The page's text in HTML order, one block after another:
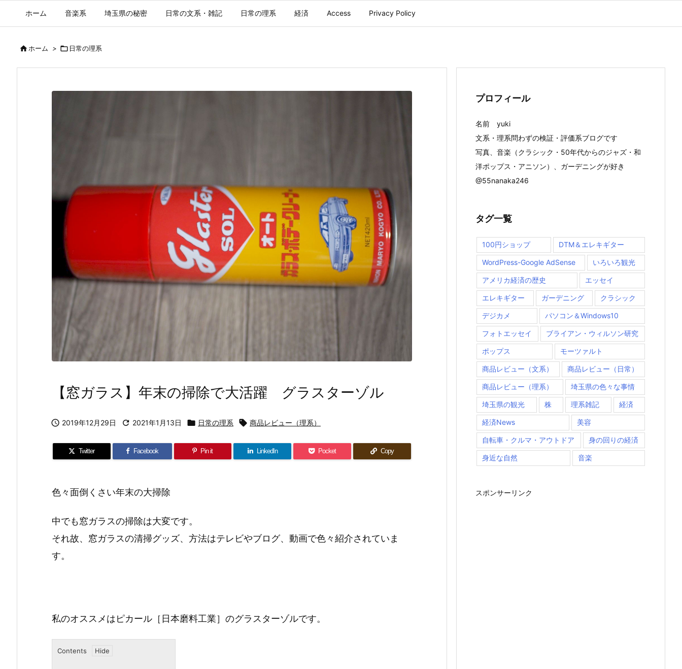
ホーム 音楽系 埼玉県の秘密 日常の文系・雑記 日常の理系 経済 Access Privacy Policy
ホーム >  日常の理系
【窓ガラス】年末の掃除で大活躍 グラスターゾル
 2019年12月29日  2021年1月13日  日常の理系  商品レビュー（理系）
Twitter Facebook Pin it LinkedIn Pocket Copy
色々面倒くさい年末の大掃除
中でも窓ガラスの掃除は大変です。
それ故、窓ガラスの清掃グッズ、方法はテレビやブログ、動画で色々紹介されていま
す。
私のオススメはピカール［日本磨料工業］のグラスターゾルです。
Contents
プロフィール
名前 yuki
文系・理系問わずの検証・評価系ブログです
写真、音楽（クラシック・50年代からのジャズ・和
洋ポップス・アニソン）、ガーデニングが好き
@55nanaka246
タグ一覧
100円ショップ DTM＆エレキギター
WordPress-Google AdSense いろいろ観光
アメリカ経済の歴史 エッセイ
エレキギター ガーデニング クラシック
デジカメ パソコン＆Windows10
フォトエッセイ ブライアン・ウィルソン研究
ポップス モーツァルト
商品レビュー（文系） 商品レビュー（日常）
商品レビュー（理系） 埼玉県の色々な事情
埼玉県の観光 株 理系雑記 経済
経済News 美容
自転車・クルマ・アウトドア 身の回りの経済
身近な自然 音楽
スポンサーリンク